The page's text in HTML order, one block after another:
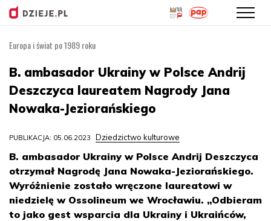
treści
Europa i świat po 1989 roku
B. ambasador Ukrainy w Polsce Andrij
Deszczyca laureatem Nagrody Jana
Nowaka-Jeziorańskiego
PUBLIKACJA: 05.06.2023 Dziedzictwo kulturowe
B. ambasador Ukrainy w Polsce Andrij Deszczyca
otrzymał Nagrodę Jana Nowaka-Jeziorańskiego.
Wyróżnienie zostało wręczone laureatowi w
niedzielę w Ossolineum we Wrocławiu. „Odbieram
to jako gest wsparcia dla Ukrainy i Ukraińców,